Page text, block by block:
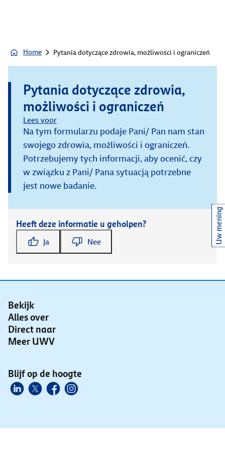
Home Pytania dotyczące zdrowia, możliwości i ograniczeń
Pytania dotyczące zdrowia,
możliwości i ograniczeń
Lees voor
Na tym formularzu podaje Pani/ Pan nam stan
swojego zdrowia, możliwości i ograniczeń.
Potrzebujemy tych informacji, aby ocenić, czy
w związku z Pani/ Pana sytuacją potrzebne
jest nowe badanie.
Heeft deze informatie u geholpen?
Ja Nee
Bekijk
Alles over
Direct naar
Meer UWV
Blijf op de hoogte
Uw mening